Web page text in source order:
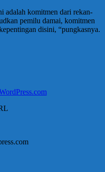
adalah komitmen dari rekan-
pemilu damai, komitmen
disini, “pungkasnya.